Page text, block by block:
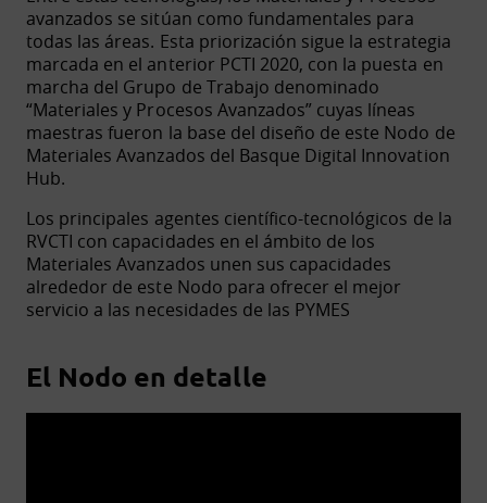
avanzados se sitúan como fundamentales para
todas las áreas. Esta priorización sigue la estrategia
marcada en el anterior PCTI 2020, con la puesta en
marcha del Grupo de Trabajo denominado
“Materiales y Procesos Avanzados” cuyas líneas
maestras fueron la base del diseño de este Nodo de
Materiales Avanzados del Basque Digital Innovation
Hub.
Los principales agentes científico-tecnológicos de la
RVCTI con capacidades en el ámbito de los
Materiales Avanzados unen sus capacidades
alrededor de este Nodo para ofrecer el mejor
servicio a las necesidades de las PYMES
El Nodo en detalle